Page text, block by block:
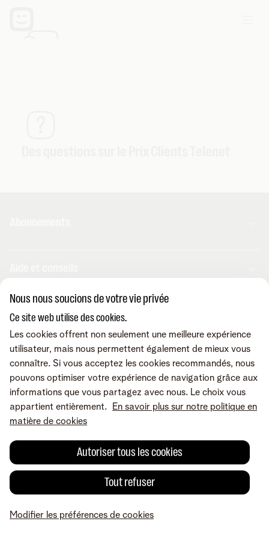
Telenet TV
BE Sports
BE TV
Fibre
Amplificateurs wifi
Téléphonie fixe
Les appareils
Promos
Sécurité
Offre Internet Sociale
Check & Smile
MyTelenet-app
Contactez-nous
Déménager
Easy Switch
Reprise
Notre communauté
Tarifs
Service client
Internet
Mobile et fixe
TV et divertissement
Relevés de compte
Dérangements
Modifier vos données
Corporate
A propos de Telenet
Presse et médias
Informations financières
Vie privée
Programme heartware
Retrouvez-nous sur
Conditions
Modifier les préférences de
cookies
Qualité des services Accessibilité
© Telenet 2026 - Telenet SRL - Liersesteenweg 4, 2800 Malines -
TVA BE 0473.416.418 - RPM Anvers dep. Malines
Nous nous soucions de votre vie privée
Ce site web utilise des cookies.
Les cookies offrent non seulement une meilleure expérience
utilisateur, mais nous permettent également de mieux vous
connaître. Si vous acceptez les cookies recommandés, nous
pouvons optimiser votre expérience de navigation grâce aux
informations que vous partagez avec nous. Le choix vous
appartient entièrement.
En savoir plus sur notre politique en
matière de cookies
Tout refuser
Autoriser tous les cookies
Modifier les préférences de cookies